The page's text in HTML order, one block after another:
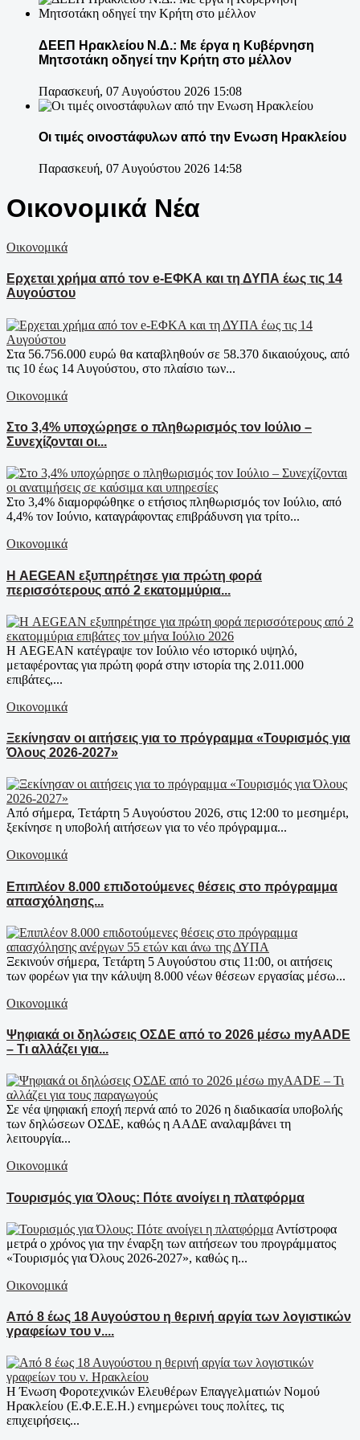
ΔΕΕΠ Ηρακλείου Ν.Δ.: Με έργα η Κυβέρνηση
Μητσοτάκη οδηγεί την Κρήτη στο μέλλον
Παρασκευή, 07 Αυγούστου 2026 15:08
Οι τιμές οινοστάφυλων από την Ενωση Ηρακλείου
Παρασκευή, 07 Αυγούστου 2026 14:58
Οικονομικά Νέα
Οικονομικά
Ερχεται χρήμα από τον e-ΕΦΚΑ και τη ΔΥΠΑ έως τις 14
Αυγούστου
Στα 56.756.000 ευρώ θα καταβληθούν σε 58.370 δικαιούχους, από
τις 10 έως 14 Αυγούστου, στο πλαίσιο των...
Οικονομικά
Στο 3,4% υποχώρησε ο πληθωρισμός τον Ιούλιο –
Συνεχίζονται οι...
Στο 3,4% διαμορφώθηκε ο ετήσιος πληθωρισμός τον Ιούλιο, από
4,4% τον Ιούνιο, καταγράφοντας επιβράδυνση για τρίτο...
Οικονομικά
Η AEGEAN εξυπηρέτησε για πρώτη φορά
περισσότερους από 2 εκατομμύρια...
Η AEGEAN κατέγραψε τον Ιούλιο νέο ιστορικό υψηλό,
μεταφέροντας για πρώτη φορά στην ιστορία της 2.011.000
επιβάτες,...
Οικονομικά
Ξεκίνησαν οι αιτήσεις για το πρόγραμμα «Τουρισμός για
Όλους 2026-2027»
Από σήμερα, Τετάρτη 5 Αυγούστου 2026, στις 12:00 το μεσημέρι,
ξεκίνησε η υποβολή αιτήσεων για το νέο πρόγραμμα...
Οικονομικά
Επιπλέον 8.000 επιδοτούμενες θέσεις στο πρόγραμμα
απασχόλησης...
Ξεκινούν σήμερα, Τετάρτη 5 Αυγούστου στις 11:00, οι αιτήσεις
των φορέων για την κάλυψη 8.000 νέων θέσεων εργασίας μέσω...
Οικονομικά
Ψηφιακά οι δηλώσεις ΟΣΔΕ από το 2026 μέσω myAADE
– Τι αλλάζει για...
Σε νέα ψηφιακή εποχή περνά από το 2026 η διαδικασία υποβολής
των δηλώσεων ΟΣΔΕ, καθώς η ΑΑΔΕ αναλαμβάνει τη
λειτουργία...
Οικονομικά
Τουρισμός για Όλους: Πότε ανοίγει η πλατφόρμα
Αντίστροφα
μετρά ο χρόνος για την έναρξη των αιτήσεων του προγράμματος
«Τουρισμός για Όλους 2026-2027», καθώς η...
Οικονομικά
Από 8 έως 18 Αυγούστου η θερινή αργία των λογιστικών
γραφείων του ν....
Η Ένωση Φοροτεχνικών Ελευθέρων Επαγγελματιών Νομού
Ηρακλείου (Ε.Φ.Ε.Ε.Η.) ενημερώνει τους πολίτες, τις
επιχειρήσεις...